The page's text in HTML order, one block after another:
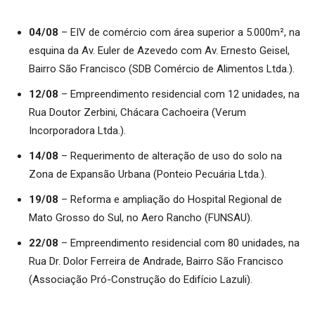
04/08 – EIV de comércio com área superior a 5.000m², na
esquina da Av. Euler de Azevedo com Av. Ernesto Geisel,
Bairro São Francisco (SDB Comércio de Alimentos Ltda.).
12/08 – Empreendimento residencial com 12 unidades, na
Rua Doutor Zerbini, Chácara Cachoeira (Verum
Incorporadora Ltda.).
14/08 – Requerimento de alteração de uso do solo na
Zona de Expansão Urbana (Ponteio Pecuária Ltda.).
19/08 – Reforma e ampliação do Hospital Regional de
Mato Grosso do Sul, no Aero Rancho (FUNSAU).
22/08 – Empreendimento residencial com 80 unidades, na
Rua Dr. Dolor Ferreira de Andrade, Bairro São Francisco
(Associação Pró-Construção do Edifício Lazuli).